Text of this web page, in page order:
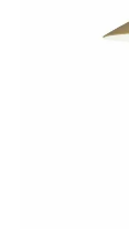
テーブル天板と
イスポールセン
角型引掛シーリ